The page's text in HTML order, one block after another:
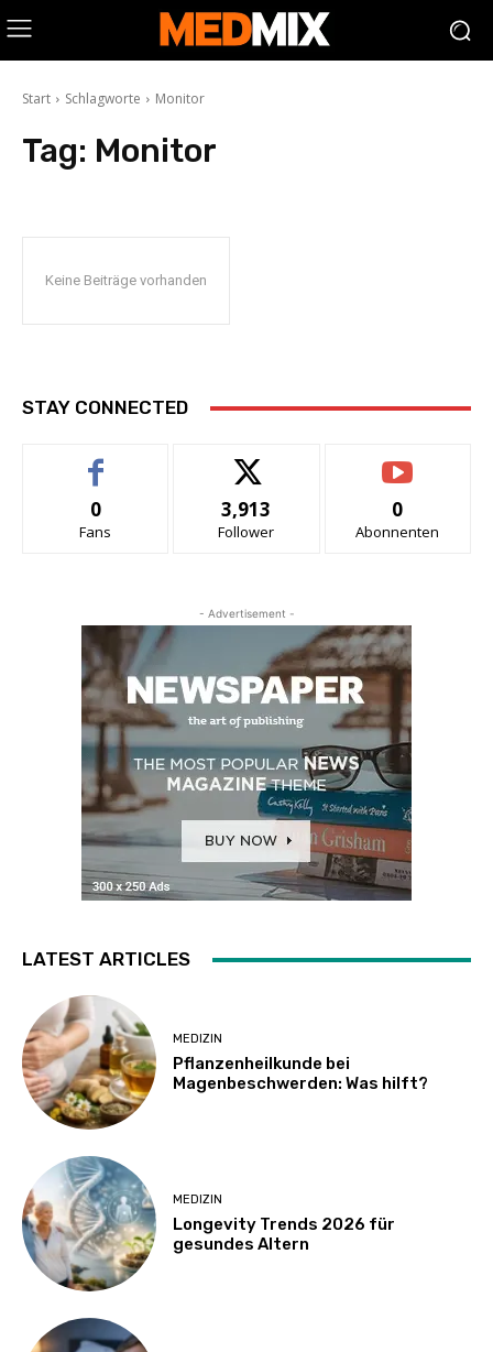
Start Schlagworte Monitor
Tag: Monitor
Keine Beiträge vorhanden
STAY CONNECTED
0
Fans
3,913
Follower
0
Abonnenten
- Advertisement -
LATEST ARTICLES
MEDIZIN
Pflanzenheilkunde bei
Magenbeschwerden: Was hilft?
MEDIZIN
Longevity Trends 2026 für
gesundes Altern